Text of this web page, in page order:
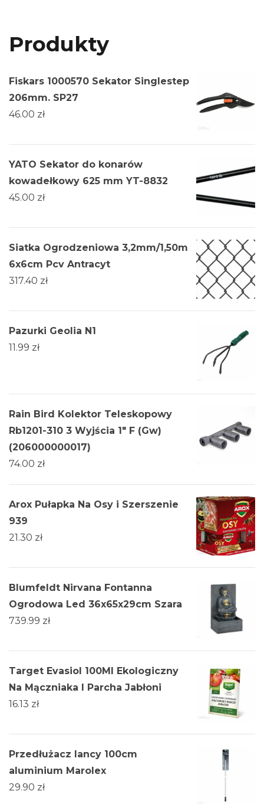
Produkty
Fiskars 1000570 Sekator Singlestep
206mm. SP27
46.00 zł
YATO Sekator do konarów
kowadełkowy 625 mm YT-8832
45.00 zł
Siatka Ogrodzeniowa 3,2mm/1,50m
6x6cm Pcv Antracyt
317.40 zł
Pazurki Geolia N1
11.99 zł
Rain Bird Kolektor Teleskopowy
Rb1201-310 3 Wyjścia 1" F (Gw)
(206000000017)
74.00 zł
Arox Pułapka Na Osy i Szerszenie
939
21.30 zł
Blumfeldt Nirvana Fontanna
Ogrodowa Led 36x65x29cm Szara
739.99 zł
Target Evasiol 100Ml Ekologiczny
Na Mączniaka I Parcha Jabłoni
16.13 zł
Przedłużacz lancy 100cm
aluminium Marolex
29.90 zł